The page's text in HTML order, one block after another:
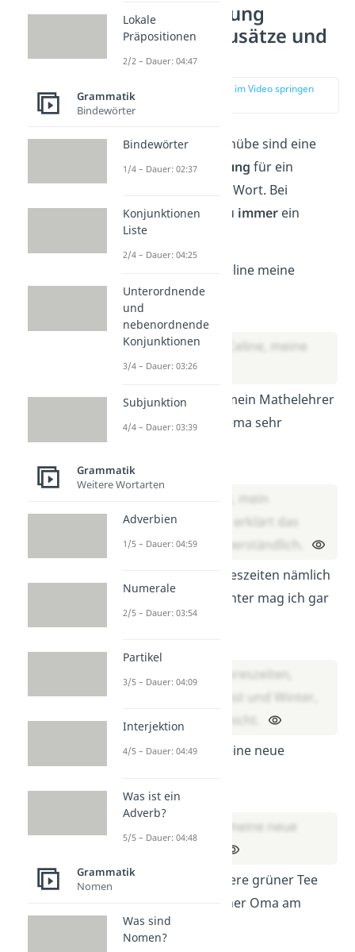
Kommasetzung
Übungen: Zusätze und
Einschübe
zur Stelle im Video springen
Zusätze und Einschübe sind eine
zusätzlicheErklärung für ein
vorangegangenes Wort. Bei
Zusätzen musst du immer ein
Komma setzen.
Hier kommt Celine meine
Freundin.
Lösung:
Hier kommt Celine, meine
Freundin.
Herr Schmidt mein Mathelehrer
erklärt das Thema sehr
Herr Schmidt, mein
Mathelehrer, erklärt das
Thema sehr verständlich.
Die kalten Jahreszeiten nämlich
Herbst und Winter mag ich gar
nicht.
Die kalten Jahreszeiten,
nämlich Herbst und Winter,
mag ich gar nicht.
Ich mag sie meine neue
Lösung:
Ich mag sie, meine neue
Tee insbesondere grüner Tee
schmeckt meiner Oma am
besten.
Lokale
Präpositionen
2/2 – Dauer: 04:47
Grammatik
Bindewörter
Bindewörter
1/4 – Dauer: 02:37
Konjunktionen
Liste
2/4 – Dauer: 04:25
Unterordnende
und
nebenordnende
Konjunktionen
3/4 – Dauer: 03:26
Subjunktion
4/4 – Dauer: 03:39
Grammatik
Weitere Wortarten
Adverbien
1/5 – Dauer: 04:59
Numerale
2/5 – Dauer: 03:54
Partikel
3/5 – Dauer: 04:09
Interjektion
4/5 – Dauer: 04:49
Was ist ein
Adverb?
5/5 – Dauer: 04:48
Grammatik
Nomen
Was sind
Nomen?